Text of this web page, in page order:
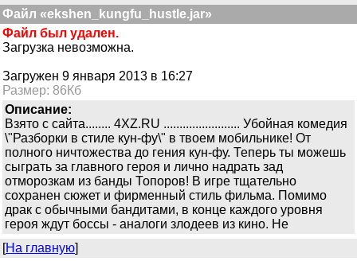
Файл «ekshen_kungfu_hustle.jar»
Файл был удален.
Загрузка невозможна.
Загружен 9 января 2013 в 16:27
Размер: 86Кб
Описание:
Взято с сайта........ 4XZ.RU ........................ Убойная комедия
\"Разборки в стиле кун-фу\" в твоем мобильнике! От
полного ничтожества до гения кун-фу. Теперь ты можешь
сыграть за главного героя и лично надрать зад
отморозкам из банды Топоров! В игре тщательно
сохранен сюжет и фирменный стиль фильма. Помимо
драк с обычными бандитами, в конце каждого уровня
героя ждут боссы - аналоги злодеев из кино. Не
[На главную]